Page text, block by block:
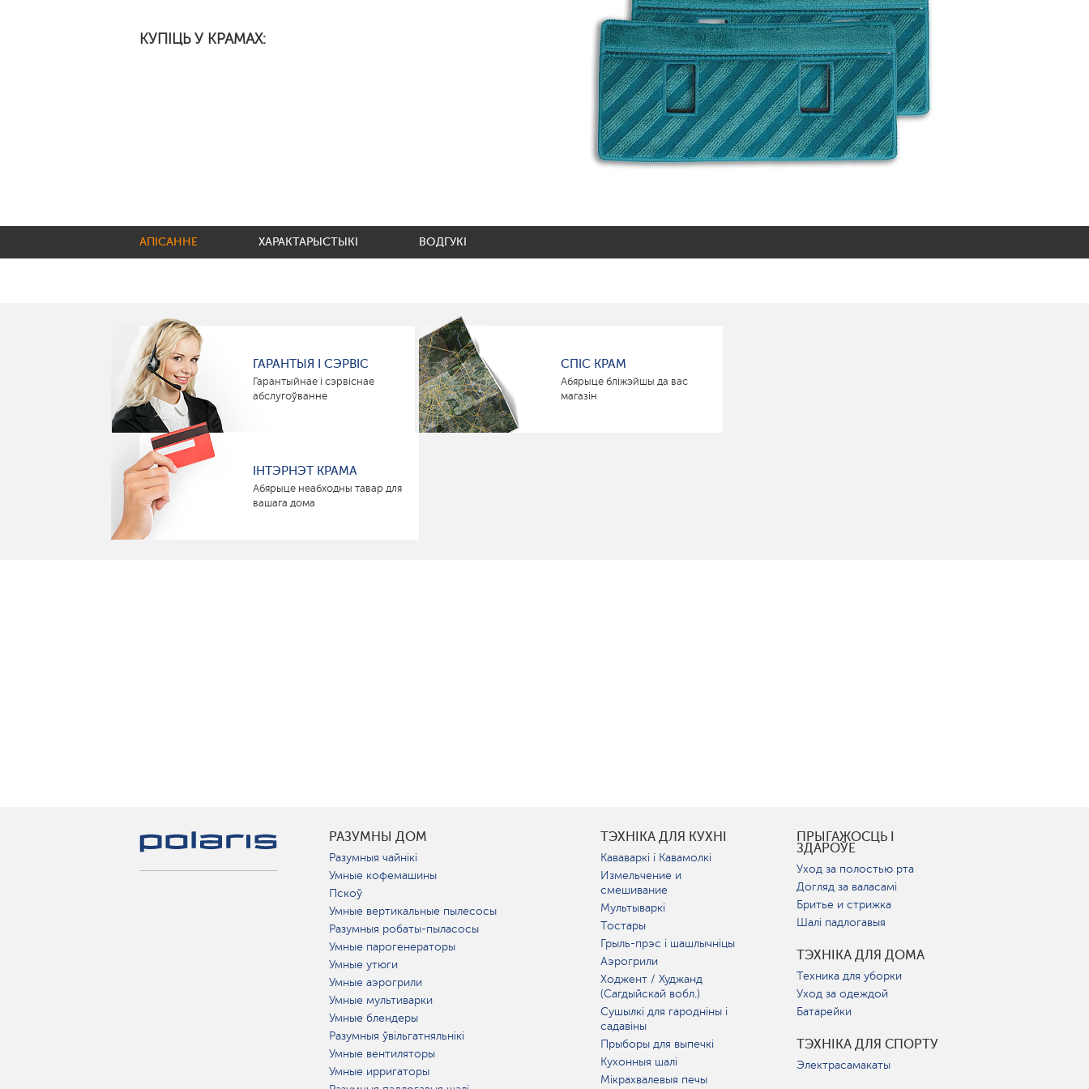
КУПІЦЬ У КРАМАХ:
АПІСАННЕ ХАРАКТАРЫСТЫКІ ВОДГУКІ
ГАРАНТЫЯ І СЭРВІС
Гарантыйнае і сэрвіснае
абслугоўванне
СПІС КРАМ
Абярыце бліжэйшы да вас
магазін
ІНТЭРНЭТ КРАМА
Абярыце неабходны тавар для
вашага дома
РАЗУМНЫ ДОМ
Разумныя чайнікі
Умные кофемашины
Пскоў
Умные вертикальные пылесосы
Разумныя робаты-пыласосы
Умные парогенераторы
Умные утюги
Умные аэрогрили
Умные мультиварки
Умные блендеры
Разумныя ўвільгатняльнікі
Умные вентиляторы
Умные ирригаторы
ТЭХНІКА ДЛЯ КУХНІ
Кававаркі і Кавамолкі
Измельчение и
смешивание
Мультываркі
Тостары
Грыль-прэс і шашлычніцы
Аэрогрили
Ходжент / Худжанд
(Сагдыйскай вобл.)
Сушылкі для гародніны і
садавіны
Прыборы для выпечкі
Кухонныя шалі
Мікрахвалевыя печы
ПРЫГАЖОСЦЬ І
ЗДАРОЎЕ
Уход за полостью рта
Догляд за валасамі
Бритье и стрижка
Шалі падлогавыя
ТЭХНІКА ДЛЯ ДОМА
Техника для уборки
Уход за одеждой
Батарейки
ТЭХНІКА ДЛЯ СПОРТУ
Электрасамакаты